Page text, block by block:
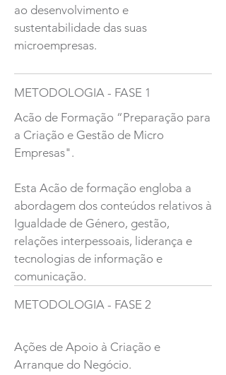
ao desenvolvimento e
sustentabilidade das suas
microempresas.
METODOLOGIA - FASE 1
Acão de Formação “Preparação para
a Criação e Gestão de Micro
Empresas".
Esta Acão de formação engloba a
abordagem dos conteúdos relativos à
Igualdade de Género, gestão,
relações interpessoais, liderança e
tecnologias de informação e
comunicação.
METODOLOGIA - FASE 2
Ações de Apoio à Criação e
Arranque do Negócio.